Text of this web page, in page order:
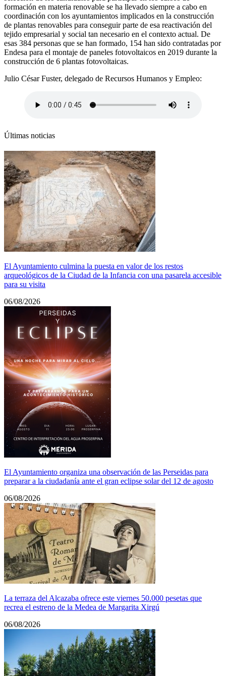
formación en materia renovable se ha llevado siempre a cabo en
coordinación con los ayuntamientos implicados en la construcción
de plantas renovables para conseguir parte de esa reactivación del
tejido empresarial y social tan necesario en el contexto actual. De
esas 384 personas que se han formado, 154 han sido contratadas por
Endesa para el montaje de paneles fotovoltaicos en 2019 durante la
construcción de 6 plantas fotovoltaicas.
Julio César Fuster, delegado de Recursos Humanos y Empleo:
Últimas noticias
El Ayuntamiento culmina la puesta en valor de los restos
arqueológicos de la Ciudad de la Infancia con una pasarela accesible
para su visita
06/08/2026
El Ayuntamiento organiza una observación de las Perseidas para
preparar a la ciudadanía ante el gran eclipse solar del 12 de agosto
06/08/2026
La terraza del Alcazaba ofrece este viernes 50.000 pesetas que
recrea el estreno de la Medea de Margarita Xirgú
06/08/2026